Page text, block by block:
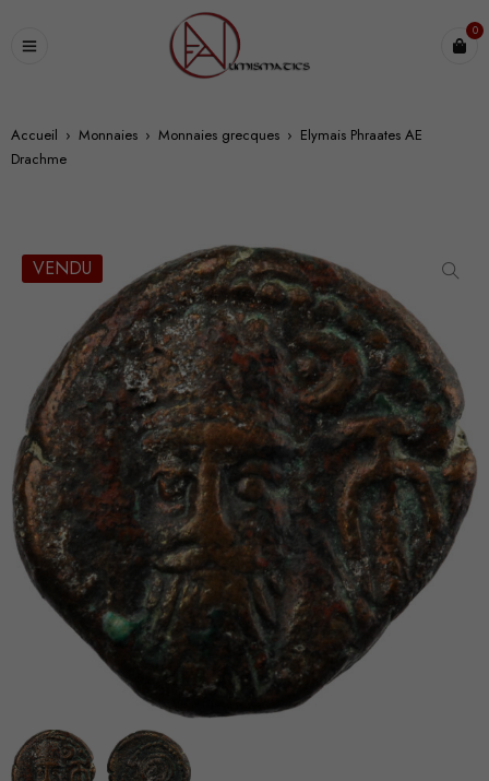
0
Accueil › Monnaies › Monnaies grecques › Elymais Phraates AE
Drachme
VENDU